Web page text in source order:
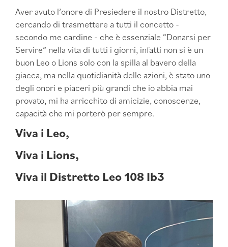
Aver avuto l’onore di Presiedere il nostro Distretto,
cercando di trasmettere a tutti il concetto -
secondo me cardine - che è essenziale “Donarsi per
Servire” nella vita di tutti i giorni, infatti non si è un
buon Leo o Lions solo con la spilla al bavero della
giacca, ma nella quotidianità delle azioni, è stato uno
degli onori e piaceri più grandi che io abbia mai
provato, mi ha arricchito di amicizie, conoscenze,
capacità che mi porterò per sempre.
Viva i Leo,
Viva i Lions,
Viva il Distretto Leo 108 Ib3